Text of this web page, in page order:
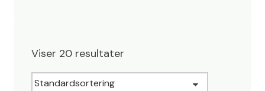
Viser 20 resultater